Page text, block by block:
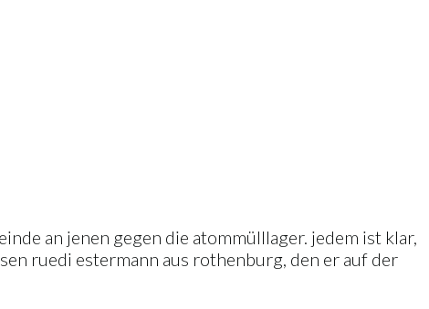
an jenen gegen die atommülllager. jedem ist klar,
ruedi estermann aus rothenburg, den er auf der